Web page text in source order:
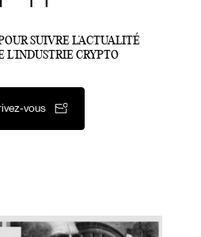
SUIVRE L’ACTUALITÉ
L’INDUSTRIE CRYPTO
vous